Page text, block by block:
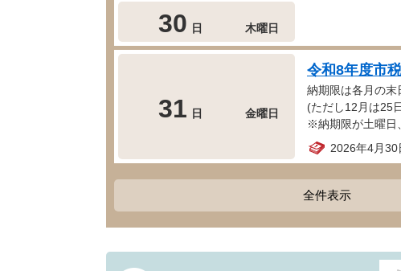
30 日 木曜日
31 日 金曜日
令和8年度市
納期限は各月の末
(ただし12月は25
※納期限が土曜日
2026年4月
全件表示